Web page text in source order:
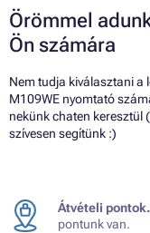
Örömmel
Ön számára
Nem tudja kiválasztani a
M109WE nyomtató
nekünk chaten keresztül
szívesen segítünk :)
Átvételi pontok.
pontunk van.